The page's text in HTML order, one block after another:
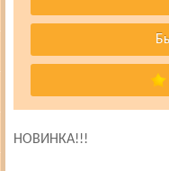
НОВИНКА!!!